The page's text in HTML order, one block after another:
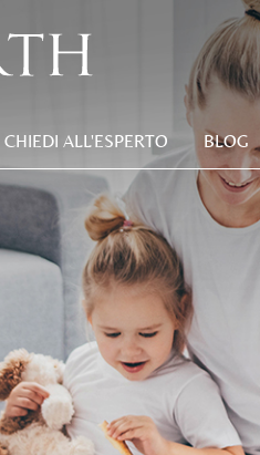
CHIEDI ALL'ESPERTO BLOG